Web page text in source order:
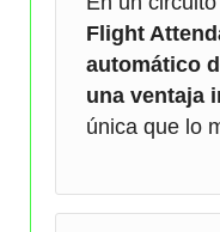
Flight
automático
una ventaja
única que lo